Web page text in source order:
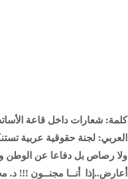
كلمة: شعارات داخل قاعة الأساتذة بكلية 9 أفريل تثير غضب وزير التعليم
العربي: لجنة حقوقية عربية
ولا رصاص بل دفاعا عن الوطن
أعارض..إذا أنــا مجنــون !!!د.